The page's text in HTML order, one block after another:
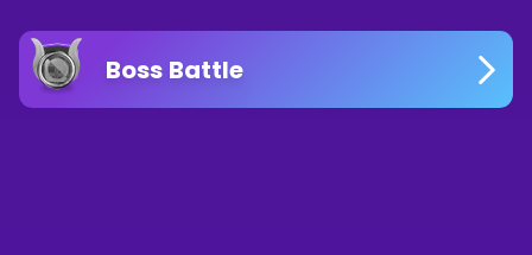
Boss Battle